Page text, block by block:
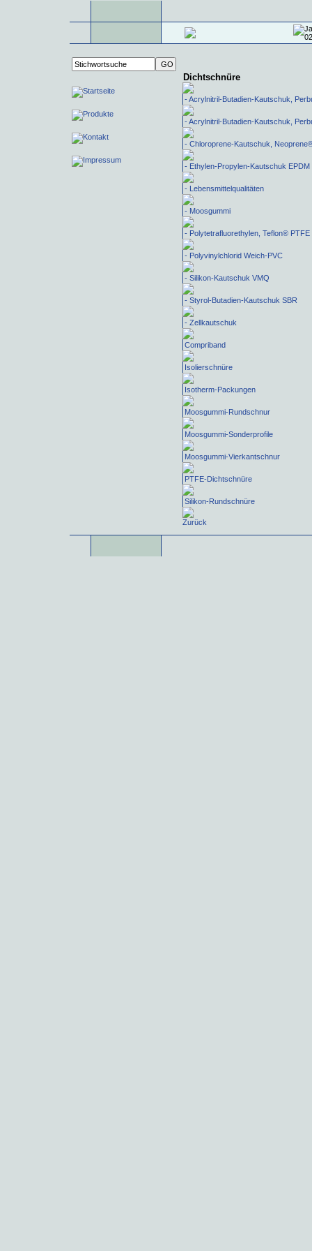
Dichtschnüre
- Acrylnitril-Butadien-Kautschuk,
- Acrylnitril-Butadien-Kautschuk,
- Chloroprene-Kautschuk,
- Ethylen-Propylen-Kautschuk EPDM
- Lebensmittelqualitäten
- Moosgummi
- Polytetrafluorethylen, Teflon® PTFE
- Polyvinylchlorid Weich-PVC
- Silikon-Kautschuk VMQ
- Styrol-Butadien-Kautschuk SBR
- Zellkautschuk
Compriband
Isolierschnüre
Isotherm-Packungen
Moosgummi-Rundschnur
Moosgummi-Sonderprofile
Moosgummi-Vierkantschnur
PTFE-Dichtschnüre
Silikon-Rundschnüre
Zurück